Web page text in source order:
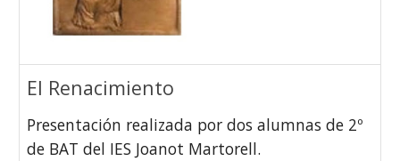
El Renacimiento
Presentación realizada por dos alumnas de 2º
de BAT del IES Joanot Martorell.